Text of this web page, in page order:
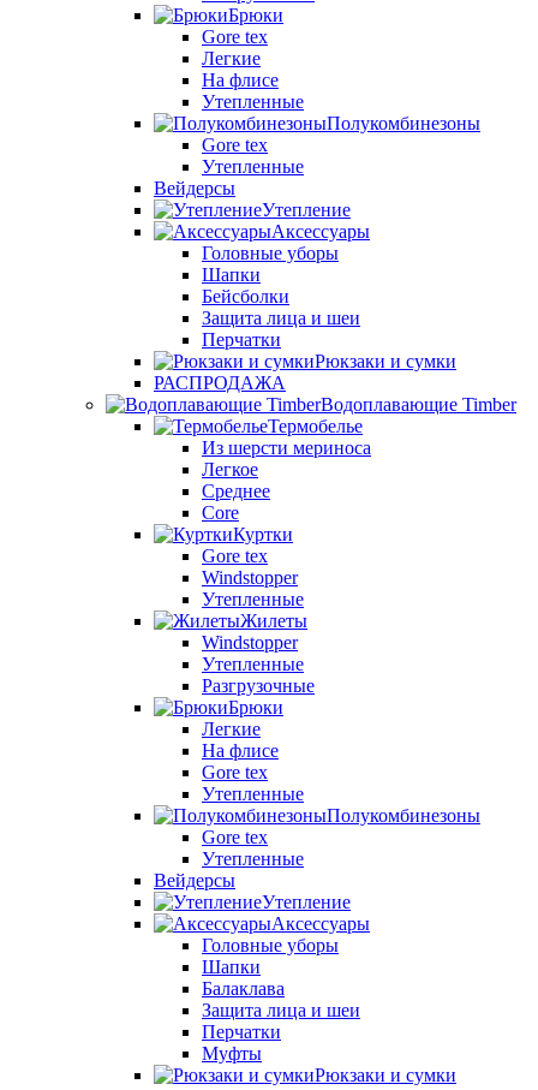
Брюки
Gore tex
Легкие
На флисе
Утепленные
Полукомбинезоны
Gore tex
Утепленные
Вейдерсы
Утепление
Аксессуары
Головные уборы
Шапки
Бейсболки
Защита лица и шеи
Перчатки
Рюкзаки и сумки
РАСПРОДАЖА
Водоплавающие Timber
Термобелье
Из шерсти мериноса
Легкое
Среднее
Core
Куртки
Gore tex
Windstopper
Утепленные
Жилеты
Windstopper
Утепленные
Разгрузочные
Брюки
Легкие
На флисе
Gore tex
Утепленные
Полукомбинезоны
Gore tex
Утепленные
Вейдерсы
Утепление
Аксессуары
Головные уборы
Шапки
Балаклава
Защита лица и шеи
Перчатки
Муфты
Рюкзаки и сумки